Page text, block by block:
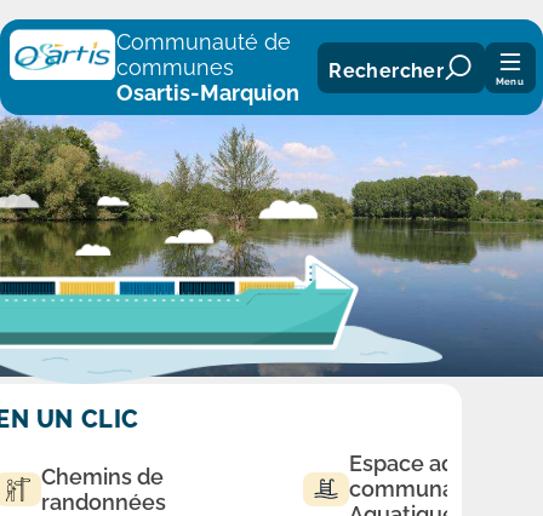
Panneau de gestion des cookies
Communauté de
communes
Osartis-Marquion
Rechercher Menu
UN CLIC
Chemins de
randonnées
Espace
communautaire